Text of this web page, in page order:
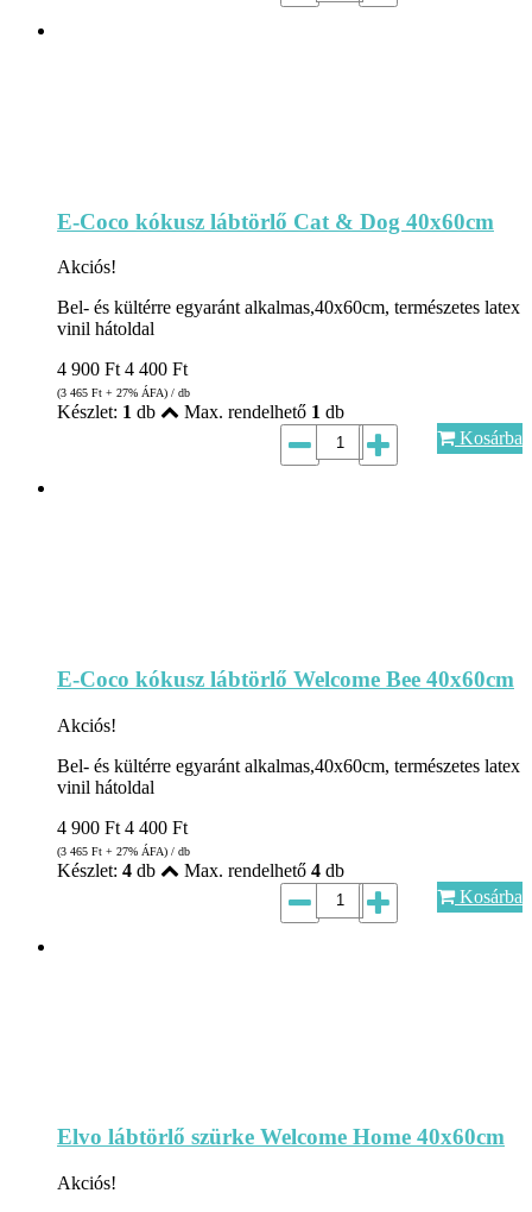
E-Coco kókusz lábtörlő Cat & Dog 40x60cm
Akciós!
Bel- és kültérre egyaránt alkalmas,40x60cm, természetes latex
vinil hátoldal
4 900 Ft 4 400 Ft
(3 465 Ft + 27% ÁFA) / db
Készlet: 1 db Max. rendelhető 1 db
Kosárba
E-Coco kókusz lábtörlő Welcome Bee 40x60cm
Akciós!
Bel- és kültérre egyaránt alkalmas,40x60cm, természetes latex
vinil hátoldal
4 900 Ft 4 400 Ft
(3 465 Ft + 27% ÁFA) / db
Készlet: 4 db Max. rendelhető 4 db
Kosárba
Elvo lábtörlő szürke Welcome Home 40x60cm
Akciós!